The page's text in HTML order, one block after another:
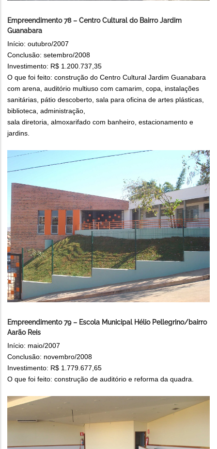
Empreendimento 78 – Centro Cultural do Bairro Jardim
Guanabara
Início: outubro/2007
Conclusão: setembro/2008
Investimento: R$ 1.200.737,35
O que foi feito: construção do Centro Cultural Jardim Guanabara
com arena, auditório multiuso com camarim, copa, instalações
sanitárias, pátio descoberto, sala para oficina de artes plásticas,
biblioteca, administração,
sala diretoria, almoxarifado com banheiro, estacionamento e
jardins.
Empreendimento 79 – Escola Municipal Hélio Pellegrino/bairro
Aarão Reis
Início: maio/2007
Conclusão: novembro/2008
Investimento: R$ 1.779.677,65
O que foi feito: construção de auditório e reforma da quadra.